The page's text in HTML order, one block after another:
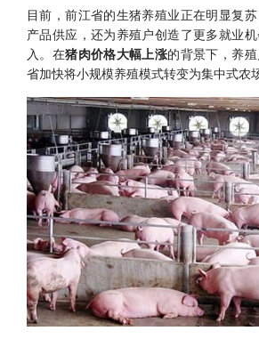
目前，前江省的生猪养殖业正在明显复
产品供应，还为养殖户创造了更多就业
入。在猪肉价格大幅上涨的背景下，养
省加快将小规模养殖模式转变为集中式农